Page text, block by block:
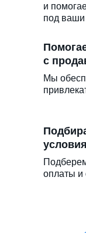
оплаты и
с
Мы
и
под ваши